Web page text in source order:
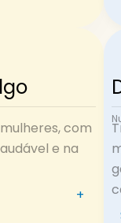
com
e na
+